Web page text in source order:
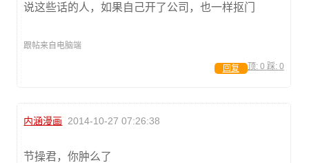
说这些话的人，如果自己开了公司，也一样抠门
跟帖来自电脑端
顶: 0 踩: 0
回复
内涵漫画 2014-10-27 07:26:38
节操君，你肿么了